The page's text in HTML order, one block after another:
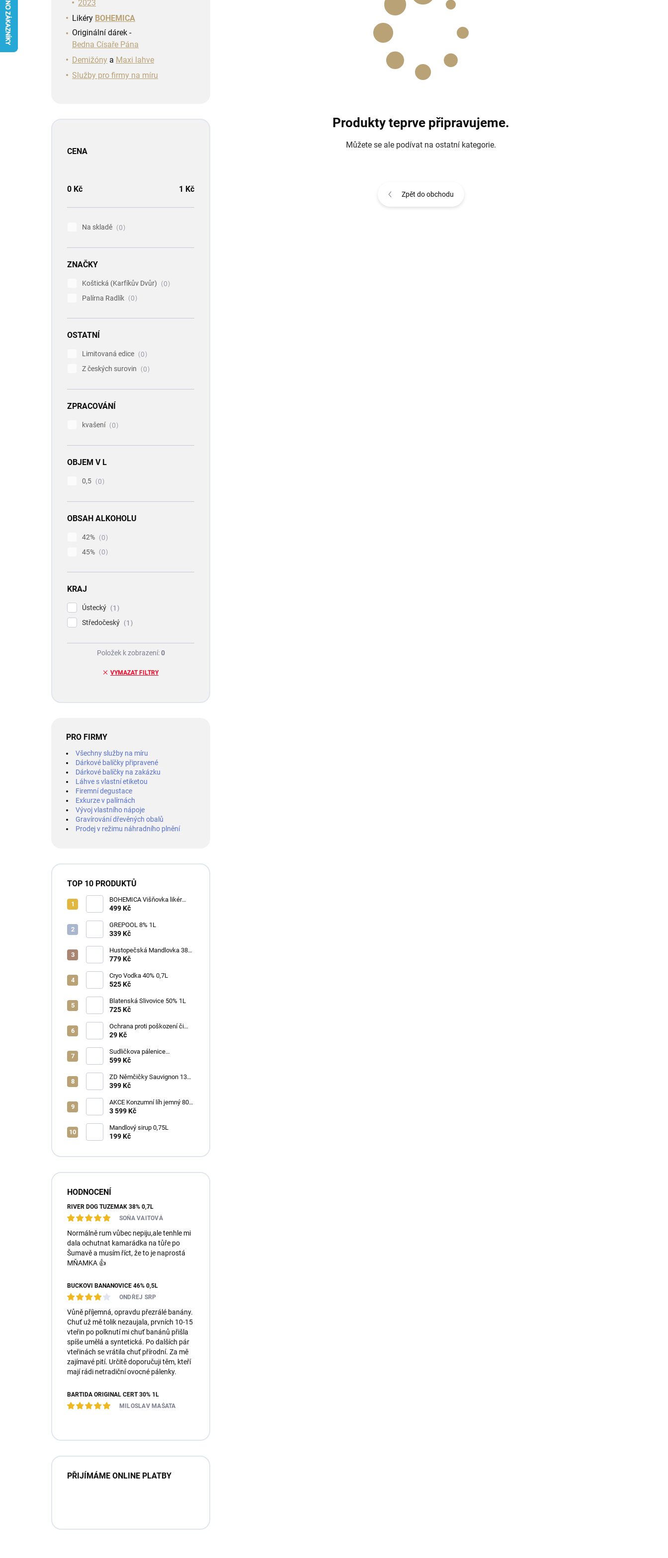
2023
Likéry BOHEMICA
Originální dárek -
Bedna Císaře Pána
Demižóny a Maxi lahve
Služby pro firmy na míru
CENA
0 Kč 1 Kč
Na skladě 0
ZNAČKY
Koštická (Karfíkův Dvůr)
0
Palírna Radlík
0
OSTATNÍ
Limitovaná edice
0
Z českých surovin
0
ZPRACOVÁNÍ
kvašení 0
OBJEM V L
0,5 0
OBSAH ALKOHOLU
42%
0
45%
0
KRAJ
Ústecký
1
Středočeský
1
VYMAZAT FILTRY
Položek k zobrazení:0
PRO FIRMY
Všechny služby na míru
Dárkové balíčky připravené
Dárkové balíčky na zakázku
Láhve s vlastní etiketou
Firemní degustace
Exkurze v palírnách
Vývoj vlastního nápoje
Gravírování dřevěných obalů
Prodej v režimu náhradního plnění
TOP 10 PRODUKTŮ
BOHEMICA Višňovka likér
25% 0,7L
499 Kč
GREPOOL 8% 1L
339 Kč
Hustopečská Mandlovka 38%
1L
779 Kč
Cryo Vodka 40% 0,7L
525 Kč
Blatenská Slivovice 50% 1L
725 Kč
Ochrana proti poškození či
ztrátě
29 Kč
Sudličkova pálenice
Ořechovka 30% 0,7L
599 Kč
ZD Němčičky Sauvignon 13%
2025 Bag in Box 3L - suché
399 Kč
AKCE Konzumní líh jemný 80%
min 6x1L
3 599 Kč
Mandlový sirup 0,75L
199 Kč
HODNOCENÍ
RIVER DOG TUZEMÁK 38% 0,7L
SOŇA VAITOVÁ
Normálně rum vůbec nepiju,ale tenhle mi
dala ochutnat kamarádka na tůře po
Šumavě a musím říct, že to je naprostá
MŇAMKA 👍
BUČKOVI BANÁNOVICE 46% 0,5L
ONDŘEJ SRP
Vůně příjemná, opravdu přezrálé banány.
Chuť už mě tolik nezaujala, prvních 10-15
vteřin po polknutí mi chuť banánů přišla
spíše umělá a syntetická. Po dalších pár
vteřinách se vrátila chuť přírodní. Za mě
zajímavé pití. Určitě doporučuji těm, kteří
mají rádi netradiční ovocné pálenky.
BARTIDA ORIGINÁL ČERT 30% 1L
MILOSLAV MAŠATA
PŘIJÍMÁME ONLINE PLATBY
Produkty teprve připravujeme.
Můžete se ale podívat na ostatní kategorie.
Zpět do obchodu